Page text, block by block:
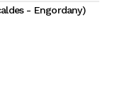
- Engordany)